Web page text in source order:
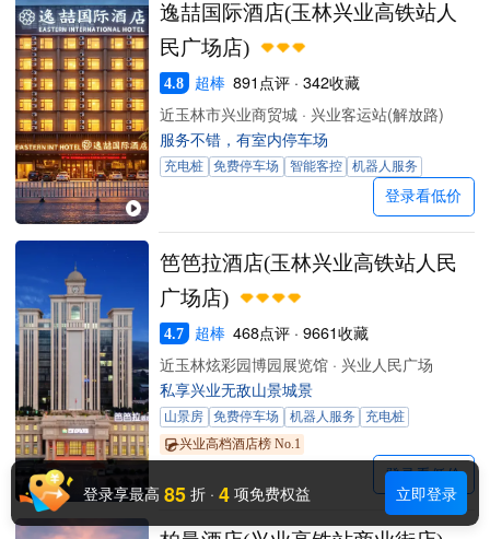
逸喆国际酒店(玉林兴业高铁站人
民广场店)
4.8 超棒 891点评 · 342收藏
近玉林市兴业商贸城 · 兴业客运站(解放路)
服务不错，有室内停车场
充电桩 免费停车场 智能客控 机器人服务
登录看低价
笆笆拉酒店(玉林兴业高铁站人民
广场店)
4.7 超棒 468点评 · 9661收藏
近玉林炫彩园博园展览馆 · 兴业人民广场
私享兴业无敌山景城景
山景房 免费停车场 机器人服务
充电桩
兴业高档酒店榜 No.1
登录看低价
登录享最高 85 折 · 4 项免费权益 立即登录